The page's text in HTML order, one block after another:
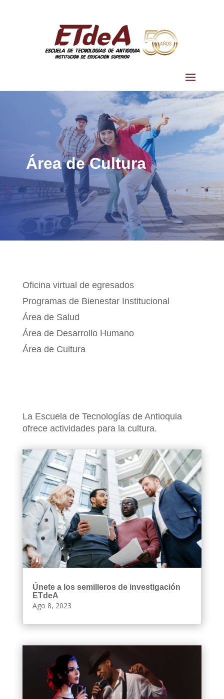
Área de Cultura
Oficina virtual de egresados
Programas de Bienestar Institucional
Área de Salud
Área de Desarrollo Humano
Área de Cultura
La Escuela de Tecnologías de Antioquia
ofrece actividades para la cultura.
Únete a los semilleros de investigación
ETdeA
Ago 8, 2023